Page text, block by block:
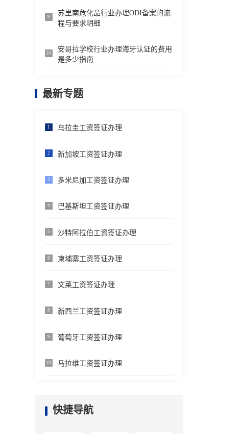
9
苏里南危化品行业办理ODI备案的流
程与要求明细
10
安哥拉学校行业办理海牙认证的费用
是多少指南
最新专题
1 乌拉圭工资签证办理
2 新加坡工资签证办理
3 多米尼加工资签证办理
4 巴基斯坦工资签证办理
5 沙特阿拉伯工资签证办理
6 柬埔寨工资签证办理
7 文莱工资签证办理
8 新西兰工资签证办理
9 葡萄牙工资签证办理
10 马拉维工资签证办理
快捷导航